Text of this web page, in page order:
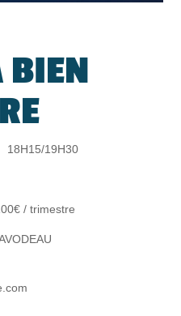
BIEN
19H30
/ trimestre